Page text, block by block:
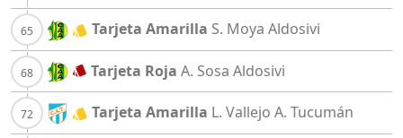
Tarjeta Amarilla S. Moya Aldosivi
Tarjeta Roja A. Sosa Aldosivi
Tarjeta Amarilla L. Vallejo A. Tucumán